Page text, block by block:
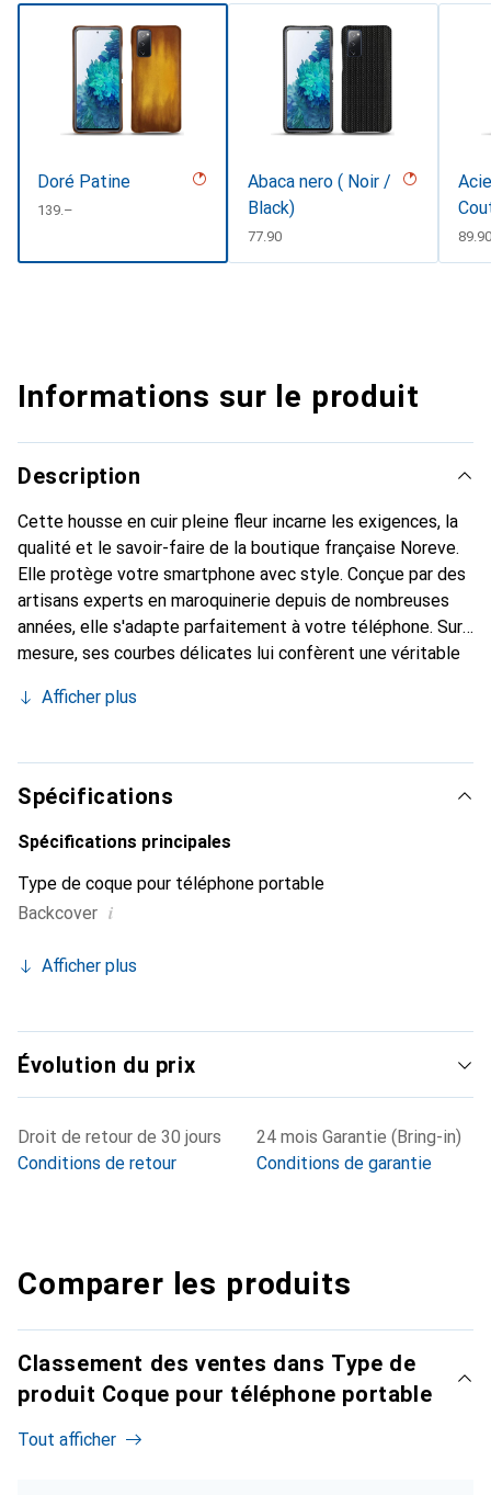
Doré Patine
CHF
139.–
Abaca nero ( Noir /
Black)
CHF
77.90 CHF
89.90
Informations sur le produit
Description
Cette housse en cuir pleine fleur incarne les exigences, la
qualité et le savoir-faire de la boutique française Noreve.
Elle protège votre smartphone avec style. Conçue par des
artisans experts en maroquinerie depuis de nombreuses
années, elle s'adapte parfaitement à votre téléphone. Sur
mesure, ses courbes délicates lui confèrent une véritable
indispensable pour votre smartphone. Reconnaît
marque Noreve est un choix sûr pour une clientèle
exigeante.
Afficher plus
Spécifications
Spécifications principales
Type de coque pour téléphone portable
Backcover i
Afficher plus
Évolution du prix
Droit de retour de 30 jours
Conditions de retour
24 mois Garantie (Bring-in)
Conditions de garantie
Comparer les produits
Classement des ventes dans Type de
produit Coque pour téléphone portable
Tout afficher